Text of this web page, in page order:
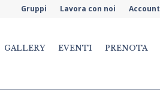
Gruppi Lavora con noi Account
GALLERY EVENTI PRENOTA